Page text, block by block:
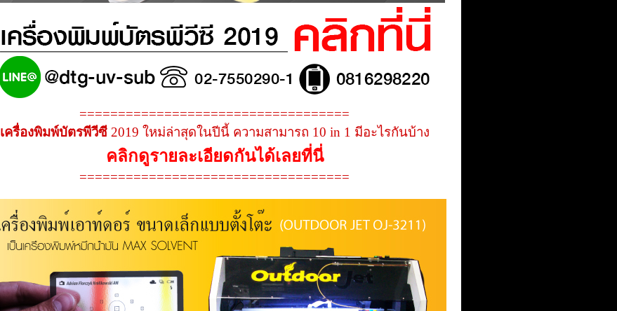
===================================
เครื่องพิมพ์บัตรพีวีซี 2019 ใหม่ล่าสุดในปีนี้ ความสามารถ 10 in 1 มีอะไรกันบ้าง
คลิกดูรายละเอียดกันได้เลยที่นี่
===================================